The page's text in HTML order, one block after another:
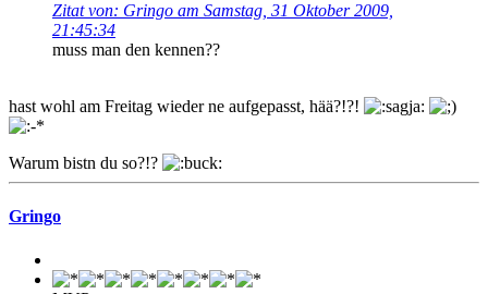
Zitat von: Gringo am Samstag, 31 Oktober 2009,
21:45:34
muss man den kennen??
hast wohl am Freitag wieder ne aufgepasst, hää?!?!
Warum bistn du so?!?
Gringo